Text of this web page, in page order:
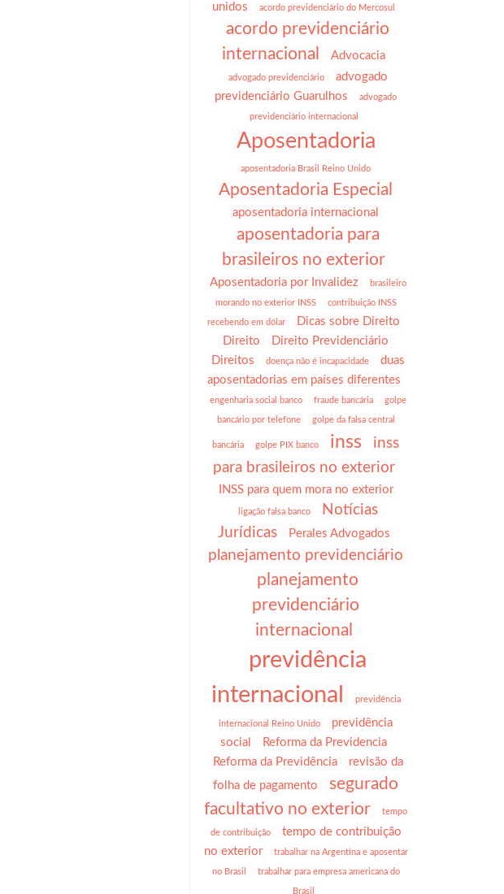
unidos
acordo previdenciário do Mercosul
acordo previdenciário
internacional
Advocacia
advogado previdenciário
advogado
previdenciário Guarulhos
advogado
previdenciário internacional
Aposentadoria
aposentadoria Brasil Reino Unido
Aposentadoria Especial
aposentadoria internacional
aposentadoria para
brasileiros no exterior
Aposentadoria por Invalidez brasileiro
morando no exterior INSS contribuição INSS
recebendo em dólar
Dicas sobre Direito
Direito
Direito Previdenciário
Direitos
doença não é incapacidade
duas
aposentadorias em países diferentes
engenharia social banco fraude bancária golpe
bancário por telefone golpe da falsa central
bancária golpe PIX banco inss
inss
para brasileiros no exterior
INSS para quem mora no exterior
ligação falsa banco
Notícias
Jurídicas
Perales Advogados
planejamento previdenciário
planejamento
previdenciário
internacional
previdência
internacional
previdência
internacional Reino Unido
previdência
social
Reforma da Previdencia
Reforma da Previdência
revisão da
folha de pagamento
segurado
facultativo no exterior
tempo
de contribuição
tempo de contribuição
no exterior
trabalhar na Argentina e aposentar
no Brasil trabalhar para empresa americana do
Brasil